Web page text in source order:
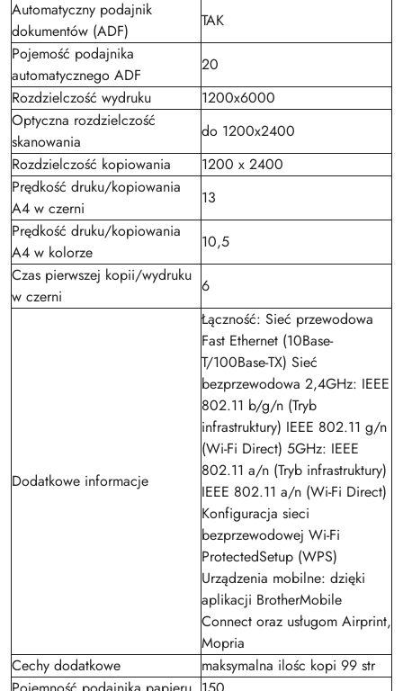
Automatyczny podajnik
dokumentów (ADF)
TAK
Pojemość podajnika
automatycznego ADF
20
Rozdzielczość wydruku
1200x6000
Optyczna rozdzielczość
skanowania
do 1200x2400
Rozdzielczość kopiowania
1200 x 2400
Prędkość druku/kopiowania
A4 w czerni
13
Prędkość druku/kopiowania
A4 w kolorze
10,5
Czas pierwszej kopii/wydruku
w czerni
6
Dodatkowe informacje
Łączność: Sieć przewodowa
Fast Ethernet (10Base-
T/100Base-TX) Sieć
bezprzewodowa 2,4GHz: IEEE
802.11 b/g/n (Tryb
infrastruktury) IEEE 802.11 g/n
(Wi-Fi Direct) 5GHz: IEEE
802.11 a/n (Tryb infrastruktury)
IEEE 802.11 a/n (Wi-Fi Direct)
Konfiguracja sieci
bezprzewodowej Wi-Fi
ProtectedSetup (WPS)
Urządzenia mobilne: dzięki
aplikacji BrotherMobile
Connect oraz usługom Airprint,
Mopria
Cechy dodatkowe
maksymalna ilośc kopi 99 str